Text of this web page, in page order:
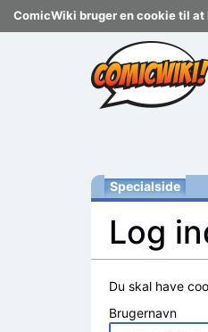
ComicWiki bruger en cookie til
Specialside
Log
Du skal have
Brugernavn